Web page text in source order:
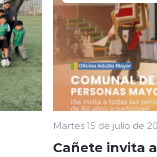
Martes 15 de julio de
Cañete invita